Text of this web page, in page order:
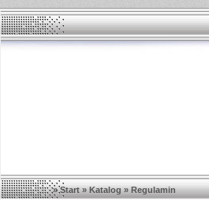
»Start»Katalog»Regulamin